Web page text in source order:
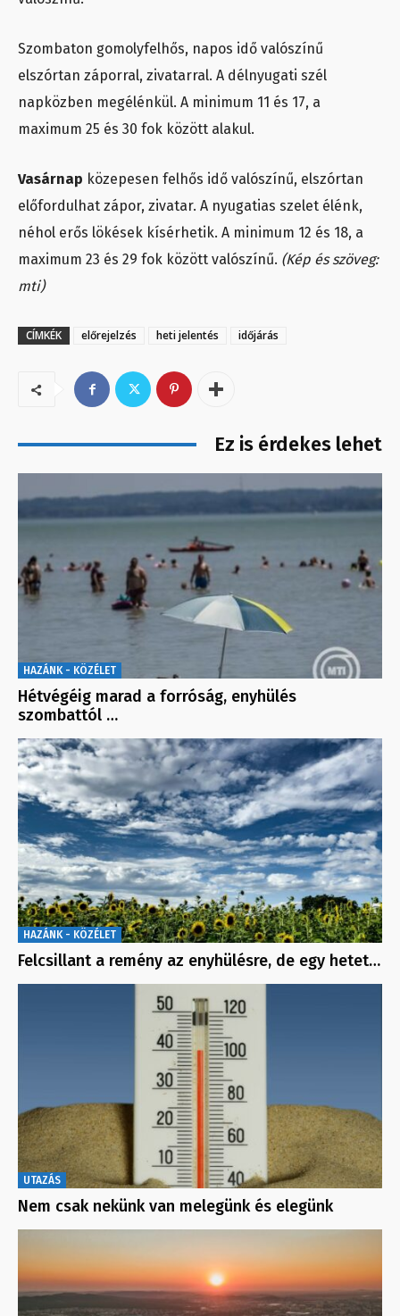
Szombaton gomolyfelhős, napos idő valószínű
elszórtan záporral, zivatarral. A délnyugati szél
napközben megélénkül. A minimum 11 és 17, a
maximum 25 és 30 fok között alakul.
Vasárnap közepesen felhős idő valószínű, elszórtan
előfordulhat zápor, zivatar. A nyugatias szelet élénk,
néhol erős lökések kísérhetik. A minimum 12 és 18, a
maximum 23 és 29 fok között valószínű. (Kép és szöveg:
mti)
CÍMKÉK előrejelzés heti jelentés időjárás
Ez is érdekes lehet
HAZÁNK - KÖZÉLET
Hétvégéig marad a forróság, enyhülés
szombattól …
HAZÁNK - KÖZÉLET
Felcsillant a remény az enyhülésre, de egy hetet…
UTAZÁS
Nem csak nekünk van melegünk és elegünk